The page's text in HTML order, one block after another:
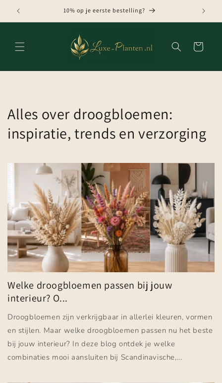
naar de
content
10% op je eerste bestelling?
Winkelwagen
Alles over droogbloemen:
inspiratie, trends en verzorging
Welke droogbloemen passen bij jouw
interieur? O...
Droogbloemen zijn verkrijgbaar in allerlei kleuren, vormen
en stijlen. Maar welke droogbloemen passen nu het beste
bij jouw interieur? In deze blog ontdek je welke
combinaties mooi aansluiten bij Scandinavische,...